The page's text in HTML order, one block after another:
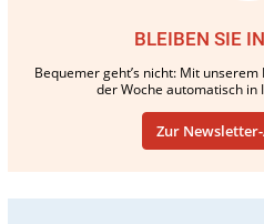
BLEIBEN SIE
Bequemer geht’s nicht: Mit
der Woche automatisch in
Zur